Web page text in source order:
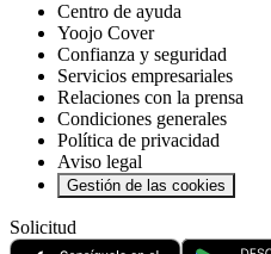
Centro de ayuda
Yoojo Cover
Confianza y seguridad
Servicios empresariales
Relaciones con la prensa
Condiciones generales
Política de privacidad
Aviso legal
Gestión de las cookies
Solicitud